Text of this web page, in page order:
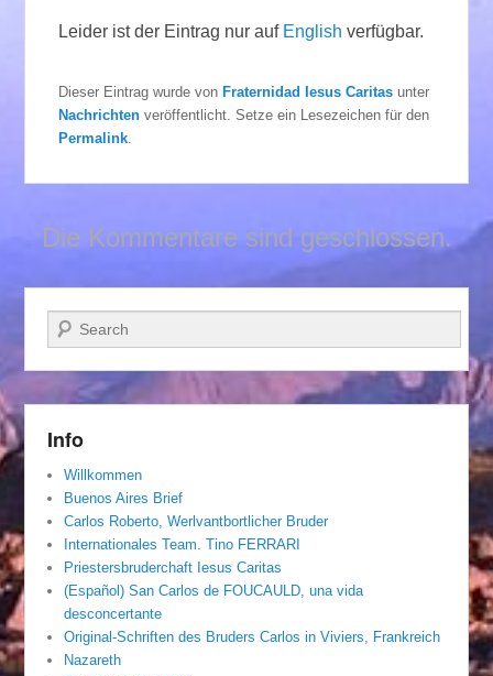
Leider ist der Eintrag nur auf English verfügbar.
Dieser Eintrag wurde vonFraternidad Iesus Caritas unter
Nachrichten veröffentlicht. Setze ein Lesezeichen für den
Permalink
Die Kommentare sind geschlossen.
Suchen
Info
Willkommen
Buenos Aires Brief
Carlos Roberto, Werlvantbortlicher Bruder
Internationales Team. Tino FERRARI
Priestersbruderchaft Iesus Caritas
(Español) San Carlos de FOUCAULD, una vida
desconcertante
Original-Schriften des Bruders Carlos in Viviers, Frankreich
Nazareth